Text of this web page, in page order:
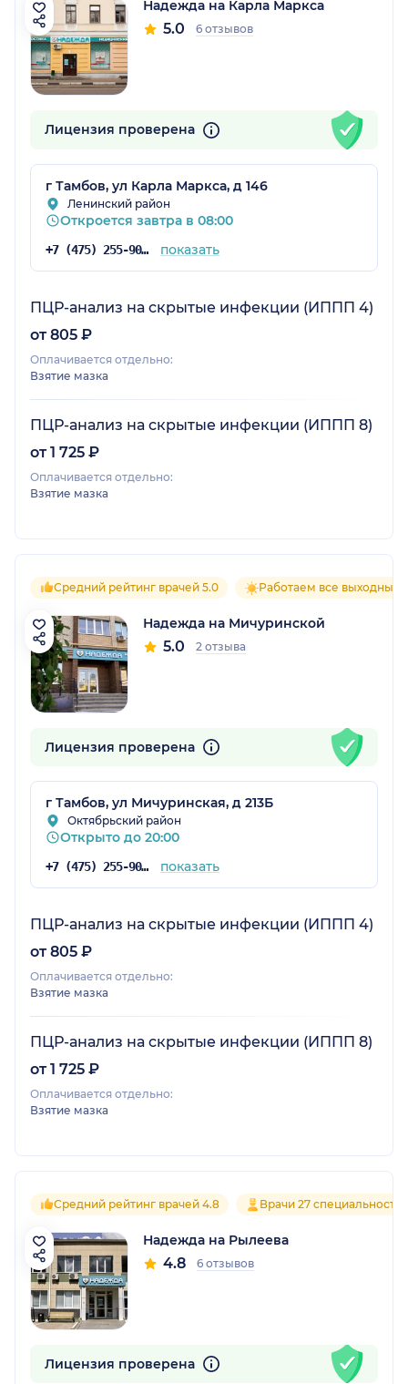
Надежда на Карла Маркса
5.0 6 отзывов
Лицензия проверена
г Тамбов, ул Карла Маркса, д 146
Ленинский район
Откроется завтра в 08:00
+7 (475) 255-90-99 показать
ПЦР-анализ на скрытые инфекции (ИППП 4)
от 805 ₽
Оплачивается отдельно:
Взятие мазка
ПЦР-анализ на скрытые инфекции (ИППП 8)
от 1 725 ₽
Оплачивается отдельно:
Взятие мазка
Средний рейтинг врачей 5.0 Работаем все выходные
Надежда на Мичуринской
5.0 2 отзыва
Лицензия проверена
г Тамбов, ул Мичуринская, д 213Б
Октябрьский район
Открыто до 20:00
+7 (475) 255-90-99 показать
ПЦР-анализ на скрытые инфекции (ИППП 4)
от 805 ₽
Оплачивается отдельно:
Взятие мазка
ПЦР-анализ на скрытые инфекции (ИППП 8)
от 1 725 ₽
Оплачивается отдельно:
Взятие мазка
Средний рейтинг врачей 4.8 Врачи 27
Надежда на Рылеева
4.8 6 отзывов
Лицензия проверена